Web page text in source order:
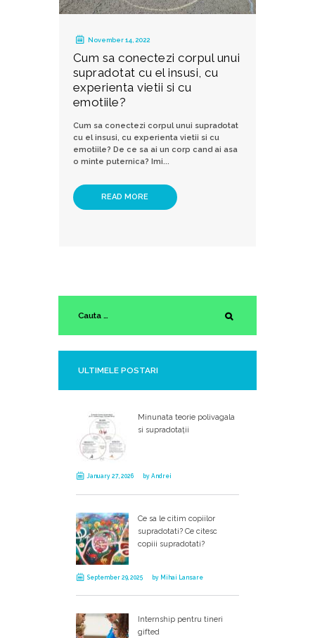
November 14, 2022
Cum sa conectezi corpul unui
supradotat cu el insusi, cu
experienta vietii si cu
emotiile?
Cum sa conectezi corpul unui supradotat
cu el insusi, cu experienta vietii si cu
emotiile? De ce sa ai un corp cand ai asa
o minte puternica? Imi...
READ MORE
ULTIMELE POSTARI
Minunata teorie polivagala
si supradotații
January 27, 2026 byAndrei
Ce sa le citim copiilor
supradotati? Ce citesc
copiii supradotati?
September 29, 2025 by Mihai Lansare
Internship pentru tineri
gifted